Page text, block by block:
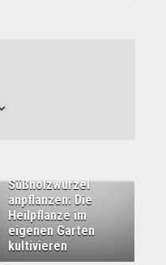
Süßholzwurzel
anpflanzen: Die
Heilpflanze im
eigenen Garten
kultivieren